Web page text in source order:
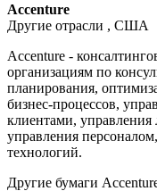
Accenture
Другие отрасли , США
Aсcenture -
организациям по
планирования,
бизнес-процессов,
клиентами, управления
управления
технологий.
Другие бумаги